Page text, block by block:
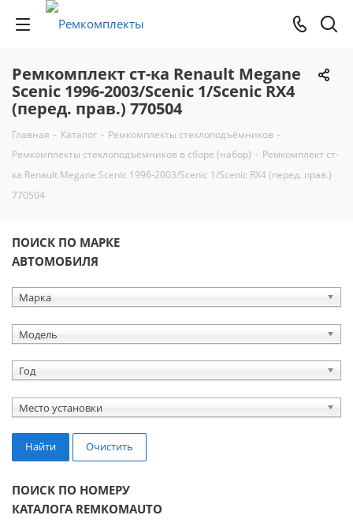
Ремкомплект ст-ка Renault Megane
Scenic 1996-2003/Scenic 1/Scenic RX4
(перед. прав.) 770504
Главная - Каталог - Ремкомплекты стеклоподъёмников -
Ремкомплекты стеклоподъемников в сборе (набор) - Ремкомплект ст-
ка Renault Megane Scenic 1996-2003/Scenic 1/Scenic RX4 (перед. прав.)
770504
ПОИСК ПО МАРКЕ
АВТОМОБИЛЯ
Марка
Модель
Год
Место установки
Найти Очистить
ПОИСК ПО НОМЕРУ
КАТАЛОГА REMKOMAUTO